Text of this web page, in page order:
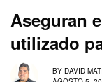
Aseguran
utilizado
BY DAVID